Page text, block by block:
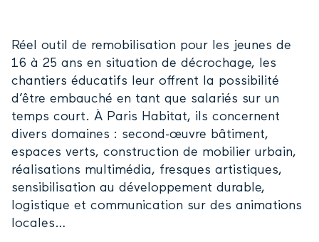
​Réel outil de remobilisation pour les jeunes de
16 à 25 ans en situation de décrochage, les
chantiers éducatifs leur offrent la possibilité
d’être embauché en tant que salariés sur un
temps court. À Paris Habitat, ils concernent
divers domaines : second-œuvre bâtiment,
espaces verts, construction de mobilier urbain,
réalisations multimédia, fresques artistiques,
sensibilisation au développement durable,
logistique et communication sur des animations
locales…